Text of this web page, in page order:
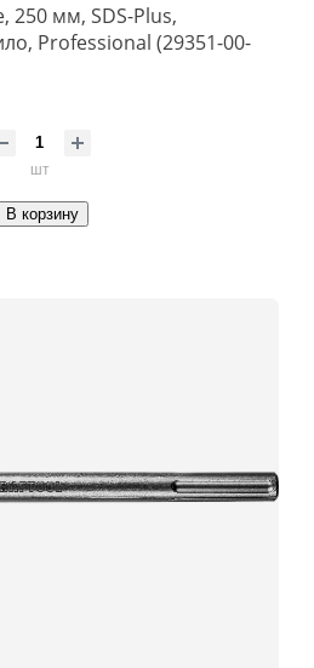
250 мм, SDS-Plus,
Professional (29351-00-
шт
В корзину